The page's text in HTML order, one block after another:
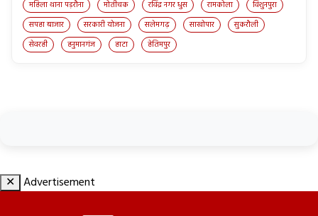
महिला थाना पड़रौना
मोतीचक रविंद्र नगर धुस रामकोला
विशुनपुरा
सपहा बाजार
सरकारी योजना सलेमगढ़ साखोपार
सुकरौली
सेवरही
हनुमानगंज हाटा हेतिमपुर
✕ Advertisement